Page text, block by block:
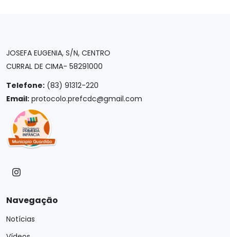
JOSEFA EUGENIA, S/N, CENTRO
CURRAL DE CIMA- 58291000
Telefone: (83) 91312-220
Email: protocolo.prefcdc@gmail.com
Navegação
Notícias